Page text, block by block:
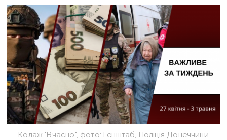
Колаж "Вчасно", фото: Генштаб, Поліція Донеччини